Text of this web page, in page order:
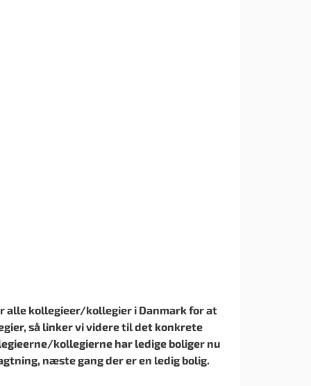
alle kollegieer/kollegier i Danmark for at
så linker vi videre til det konkrete
kollegierne har ledige boliger nu
næste gang der er en ledig bolig.